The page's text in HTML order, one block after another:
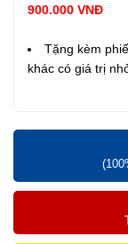
900.000 VNĐ
Tặng kèm
khác có giá trị